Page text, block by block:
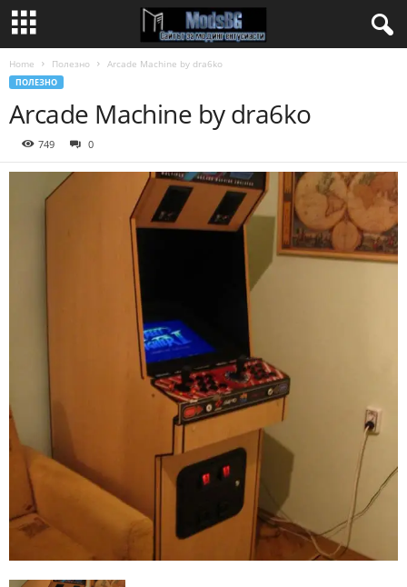
Home Полезно Arcade Machine by dra6ko
ПОЛЕЗНО
Arcade Machine by dra6ko
749 0